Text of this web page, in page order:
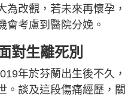
為改觀，若未來再懷孕，
會考慮到醫院分娩。
對生離死別
年於芬蘭出生後不久，
。談及這段傷痛經歷，關